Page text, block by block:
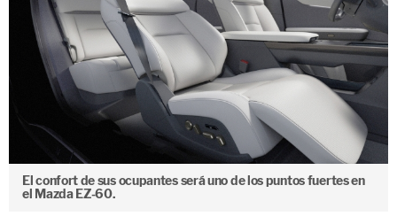
El confort de sus ocupantes será uno de los puntos fuertes en
el Mazda EZ-60.